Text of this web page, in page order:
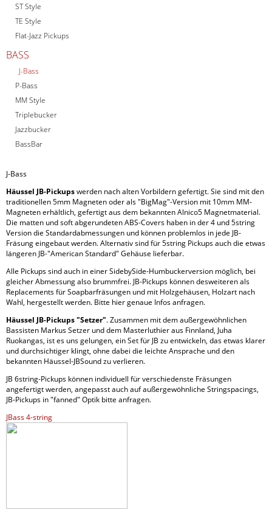
ST Style
TE Style
Flat-Jazz Pickups
BASS
J-Bass
P-Bass
MM Style
Triplebucker
Jazzbucker
BassBar
J-Bass
Häussel JB-Pickupswerden nach alten Vorbildern gefertigt. Sie sind mit den
traditionellen 5mm Magneten oder als "BigMag"-Version mit 10mm MM-
Magneten erhältlich, gefertigt aus dem bekannten Alnico5 Magnetmaterial.
Die matten und soft abgerundeten ABS-Covers haben in der 4 und 5string
Version die Standardabmessungen und können problemlos in jede JB-
Fräsung eingebaut werden. Alternativ sind für 5string Pickups auch die etwas
längeren JB-"American Standard" Gehäuse lieferbar.
Alle Pickups sind auch in einer SidebySide-Humbuckerversion möglich, bei
gleicher Abmessung also brummfrei. JB-Pickups können desweiteren als
Replacements für Soapbarfräsungen und mit Holzgehäusen, Holzart nach
Wahl, hergestellt werden. Bitte hier genaue Infos anfragen.
Häussel JB-Pickups "Setzer". Zusammen mit dem außergewöhnlichen
Bassisten Markus Setzer und dem Masterluthier aus Finnland, Juha
Ruokangas, ist es uns gelungen, ein Set für JB zu entwickeln, das etwas klarer
und durchsichtiger klingt, ohne dabei die leichte Ansprache und den
bekannten Häussel-JBSound zu verlieren.
JB 6string-Pickups können individuell für verschiedenste Fräsungen
angefertigt werden, angepasst auch auf außergewöhnliche Stringspacings,
JB-Pickups in "fanned" Optik bitte anfragen.
JBass 4-string